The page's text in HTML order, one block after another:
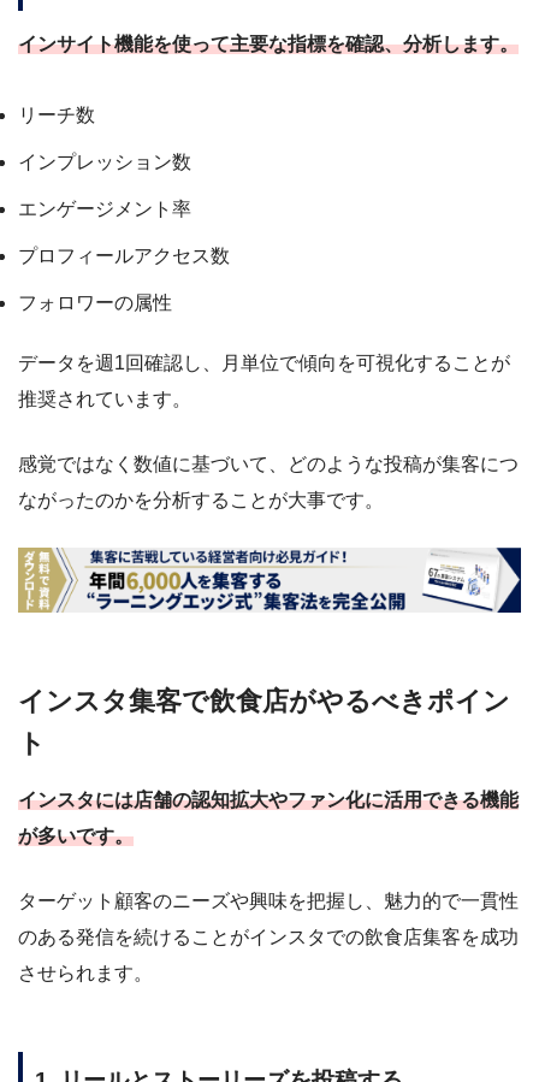
インサイト機能を使って主要な指標を確認、分析します。
リーチ数
インプレッション数
エンゲージメント率
プロフィールアクセス数
フォロワーの属性
データを週1回確認し、月単位で傾向を可視化することが
推奨されています。
感覚ではなく数値に基づいて、どのような投稿が集客につ
ながったのかを分析することが大事です。
インスタ集客で飲食店がやるべきポイン
ト
インスタには店舗の認知拡大やファン化に活用できる機能
が多いです。
ターゲット顧客のニーズや興味を把握し、魅力的で一貫性
のある発信を続けることがインスタでの飲食店集客を成功
させられます。